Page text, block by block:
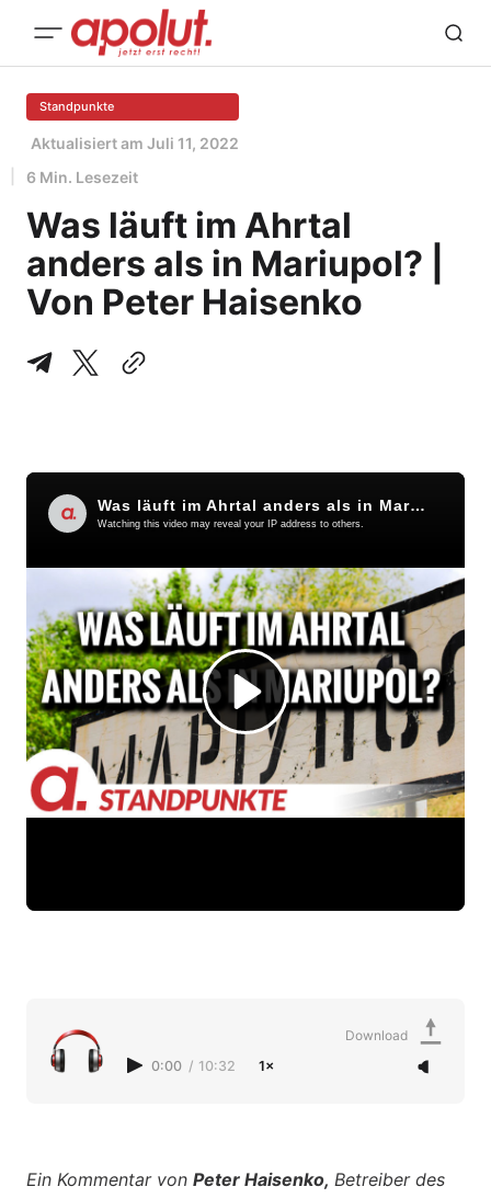
Standpunkte
Aktualisiert am Juli 11, 2022
6 Min. Lesezeit
Was läuft im Ahrtal
anders als in Mariupol? |
Von Peter Haisenko
0:00 / 10:32 1×
Download
Ein Kommentar von Peter Haisenko, Betreiber des